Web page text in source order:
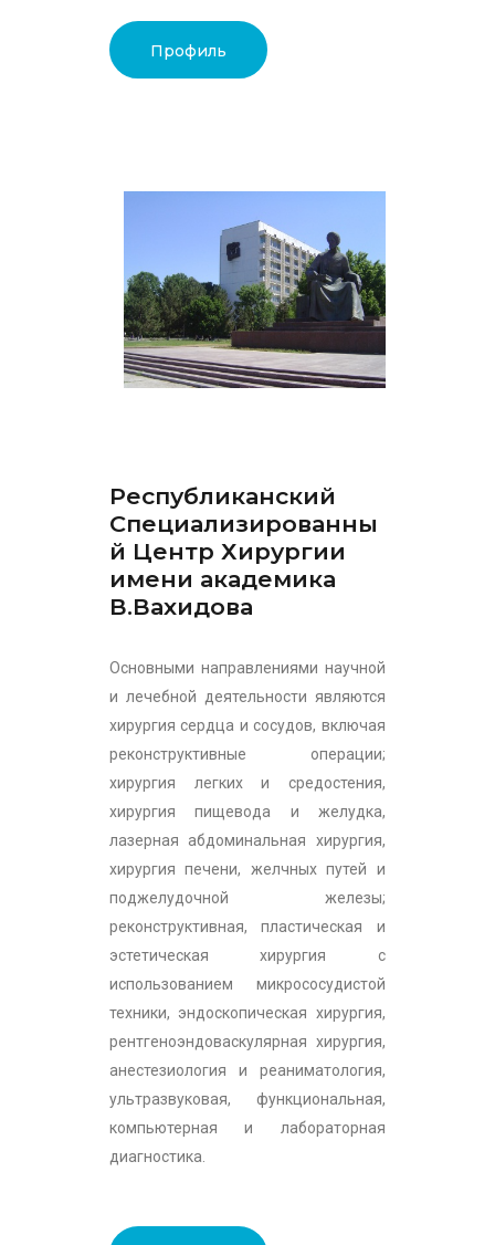
Профиль
Республиканский
Специализированны
й Центр Хирургии
имени академика
В.Вахидова
Основными направлениями научной
и лечебной деятельности являются
хирургия сердца и сосудов, включая
реконструктивные операции;
хирургия легких и средостения,
хирургия пищевода и желудка,
лазерная абдоминальная хирургия,
хирургия печени, желчных путей и
поджелудочной железы;
реконструктивная, пластическая и
эстетическая хирургия с
использованием микрососудистой
техники, эндоскопическая хирургия,
рентгеноэндоваскулярная хирургия,
анестезиология и реаниматология,
ультразвуковая, функциональная,
компьютерная и лабораторная
диагностика.